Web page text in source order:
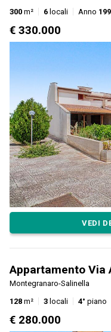
300 m² 6 locali Anno
€ 330.000
VEDI
Appartamento Via
Montegranaro-Salinella
128 m² 3 locali 4° piano
€ 280.000